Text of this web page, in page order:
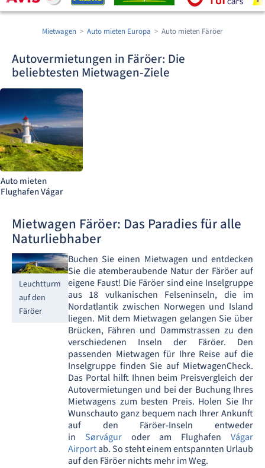
Mietwagen Auto mieten Europa Auto mieten Färöer
Autovermietungen in Färöer: Die
beliebtesten Mietwagen-Ziele
Auto mieten
Flughafen Vágar
Mietwagen Färöer: Das Paradies für alle
Naturliebhaber
Leuchtturm
auf den
Färöer
Buchen Sie einen Mietwagen und entdecken
Sie die atemberaubende Natur der Färöer auf
eigene Faust! Die Färöer sind eine Inselgruppe
aus 18 vulkanischen Felseninseln, die im
Nordatlantik zwischen Norwegen und Island
liegen. Mit dem Mietwagen gelangen Sie über
Brücken, Fähren und Dammstrassen zu den
verschiedenen Inseln der Färöer. Den
passenden Mietwagen für Ihre Reise auf die
Inselgruppe finden Sie auf MietwagenCheck.
Das Portal hilft Ihnen beim Preisvergleich der
Autovermietungen und bei der Buchung Ihres
Mietwagens zum besten Preis. Holen Sie Ihr
Wunschauto ganz bequem nach Ihrer Ankunft
auf den Färöer-Inseln entweder
in Sørváguroder am FlughafenVágar
Airportab. So steht einem entspannten Urlaub
auf den Färöer nichts mehr im Weg.